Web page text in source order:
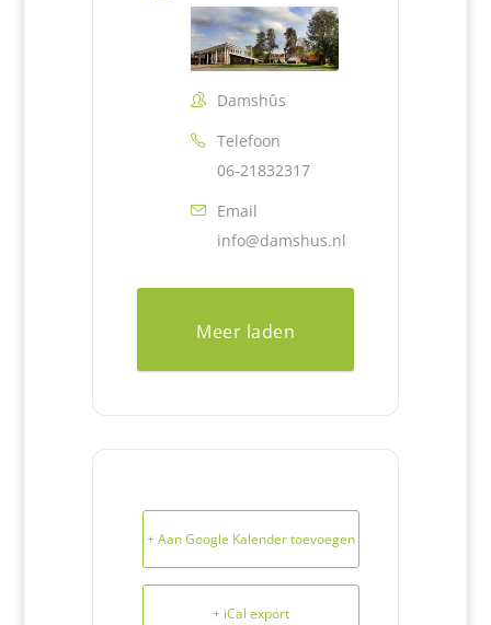
Damshûs
Telefoon
06-21832317
Email
info@damshus.nl
Meer laden
+ Aan Google Kalender toevoegen
+ iCal export